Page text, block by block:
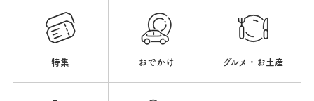
特集 おでかけ グルメ・お土産